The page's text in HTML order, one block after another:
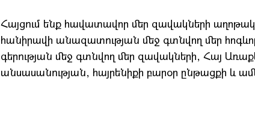
Հայցում ենք հավատավոր մեր զավակների
հանիրավի անազատության մեջ գտնվող մեր
գերության մեջ գտնվող մեր զավակների, Հայ
անսասանության, հայրենիքի բարօր ընթացքի և